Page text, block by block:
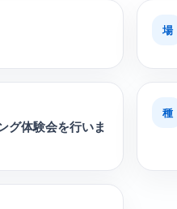
場
グ体験会を行いま
種